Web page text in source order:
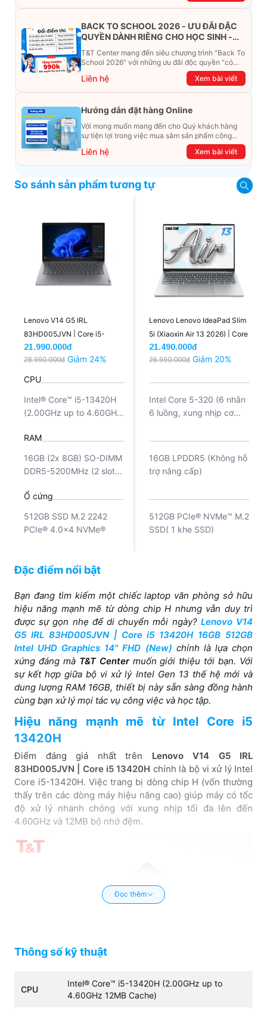
BACK TO SCHOOL 2026 - ƯU ĐÃI ĐẶC
QUYỀN DÀNH RIÊNG CHO HỌC SINH -
T&T Center mang đến siêu chương trình "Back To
School 2026" với những ưu đãi độc quyền "có
một không hai". Đừng để chiếc ví phải "ét-ô-ét",
cùng khám phá ngay ưu đãi siêu khủng dưới đây
nhé!
Liên hệ Xem bài viết
Hướng dẫn đặt hàng Online
Với mong muốn mang đến cho Quý khách hàng
sự tiện lợi trong việc mua sắm sản phẩm công
nghệ từ xa. Trong bài viết này, T&T Center sẽ
hướng dẫn chi tiết cách mua hàng trực tuyến qua
các kênh online Website, Zalo, Messenger và
dễ dàng và nhanh chóng nhất. Cùng xem ngay
Liên hệ Xem bài viết
So sánh sản phẩm tương tự
Lenovo V14 G5 IRL
83HD005JVN | Core i5-
13420H 16GB 512GB Intel
UHD Graphics 14'' FHD (New)
21.990.000đ
28.990.000đ Giảm 24%
CPU
Intel® Core™ i5-13420H
(2.00GHz up to 4.60GHz
RAM
16GB (2x 8GB) SO-DIMM
DDR5-5200MHz (2 slots,
Ổ cứng
512GB SSD M.2 2242
PCIe® 4.0x4 NVMe®
Intel UHD Graphics
Màn hình
14inch FHD (1920x1080)
IPS 300nits Anti-glare,
45% NTSC
Lenovo Lenovo IdeaPad Slim
5i (Xiaoxin Air 13 2026) | Core
5 320 16GB 512GB 13.3'' 2.5K
(New)
21.490.000đ
26.990.000đ Giảm 20%
Intel Core 5-320 (6 nhân
6 luồng, xung nhịp cơ
lên tới 4.4GHz (P-core)
với turbo boost, 6 MB
16GB LPDDR5 (Không hỗ
trợ nâng cấp)
512GB PCIe® NVMe™ M.2
SSD( 1 khe SSD)
13.3″, 2.5K (2560*1600)
IPS, màn nhám, không
cảm ứng, chống lóa, độ
sáng 400nits, độ phủ
màu 100% sRGB, tần số
quét màn 120Hz, màn
vệ mắt
Đặc điểm nổi bật
Bạn đang tìm kiếm một chiếc laptop văn phòng sở hữu
hiệu năng mạnh mẽ từ dòng chip H nhưng vẫn duy trì
được sự gọn nhẹ để di chuyển mỗi ngày? Lenovo V14
G5 IRL 83HD005JVN | Core i5 13420H 16GB 512GB
Intel UHD Graphics 14'' FHD (New) chính là lựa chọn
xứng đáng mà T&T Centermuốn giới thiệu tới bạn. Với
sự kết hợp giữa bộ vi xử lý Intel Gen 13 thế hệ mới và
dung lượng RAM 16GB, thiết bị này sẵn sàng đồng hành
cùng bạn xử lý mọi tác vụ công việc và học tập.
Hiệu năng mạnh mẽ từ Intel Core i5
13420H
Điểm đáng giá nhất trên Lenovo V14 G5 IRL
83HD005JVN | Core i5 13420H chính là bộ vi xử lý Intel
Core i5-13420H. Việc trang bị dòng chip H (vốn thường
thấy trên các dòng máy hiệu năng cao) giúp máy có tốc
độ xử lý nhanh chóng với xung nhịp tối đa lên đến
4.60GHz và 12MB bộ nhớ đệm.
Đọc thêm
Thông số kỹ thuật
CPU
Intel® Core™ i5-13420H (2.00GHz up to
4.60GHz 12MB Cache)